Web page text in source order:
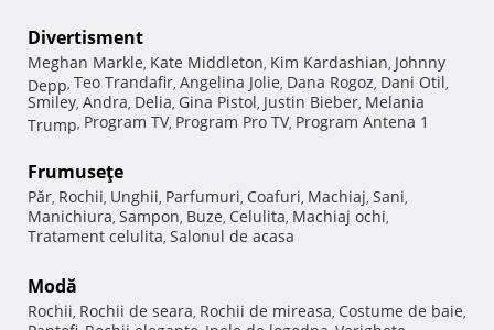
Divertisment
Meghan Markle, Kate Middleton, Kim Kardashian, Johnny
Depp, Teo Trandafir, Angelina Jolie, Dana Rogoz, Dani Otil,
Smiley, Andra, Delia, Gina Pistol, Justin Bieber, Melania
Trump, Program TV, Program Pro TV, Program Antena 1
Frumuseţe
Păr, Rochii, Unghii, Parfumuri, Coafuri, Machiaj, Sani,
Manichiura, Sampon, Buze, Celulita, Machiaj ochi,
Tratament celulita, Salonul de acasa
Modă
Rochii, Rochii de seara, Rochii de mireasa, Costume de baie,